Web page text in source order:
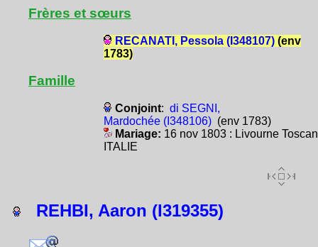
Frères et sœurs
RECANATI, Pessola (I348107)(env
1783)
Famille
Conjoint: di SEGNI,
Mardochée (I348106)(env 1783)
Mariage: 16 nov 1803 : Livourne
ITALIE
REHBI, Aaron (I319355)